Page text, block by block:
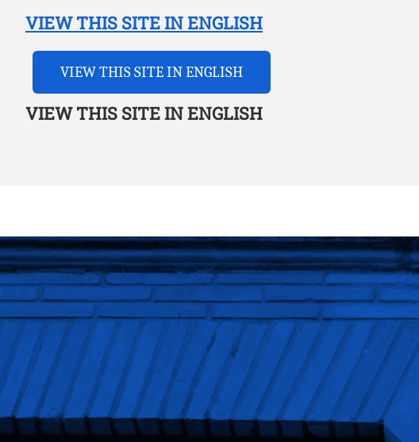
VIEW THIS SITE IN ENGLISH
VIEW THIS SITE IN ENGLISH
VIEW THIS SITE IN ENGLISH